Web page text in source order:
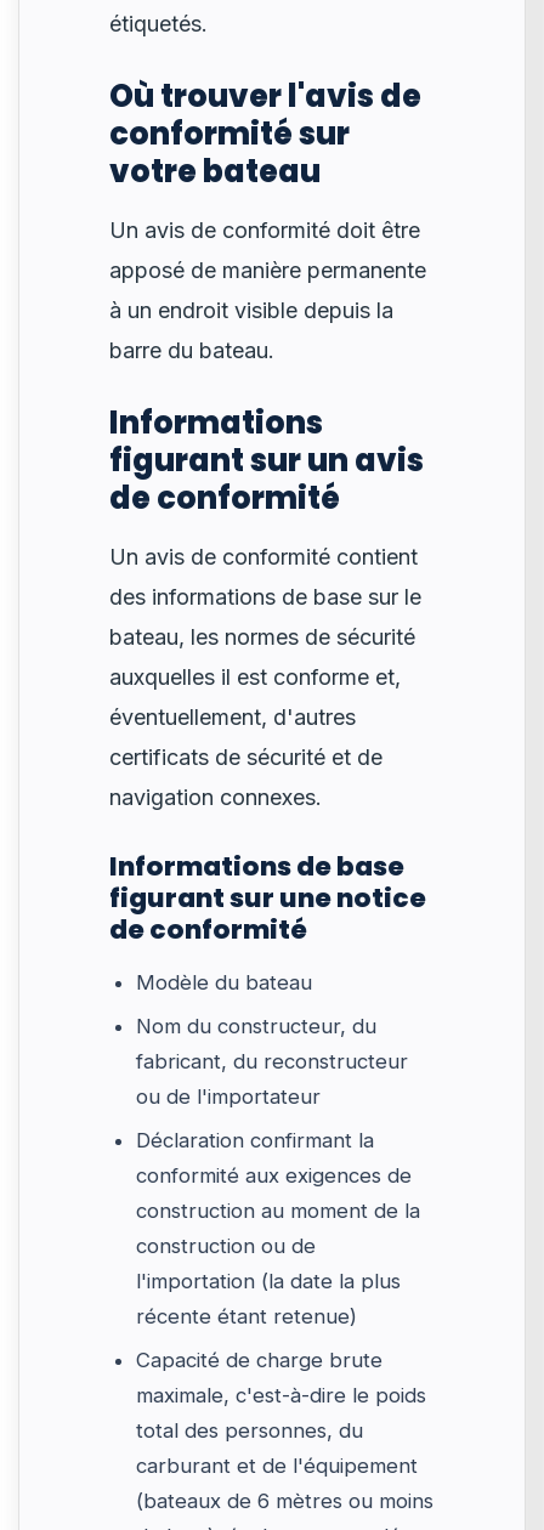
étiquetés.
Où trouver l'avis de
conformité sur
votre bateau
Un avis de conformité doit être
apposé de manière permanente
à un endroit visible depuis la
barre du bateau.
Informations
figurant sur un avis
de conformité
Un avis de conformité contient
des informations de base sur le
bateau, les normes de sécurité
auxquelles il est conforme et,
éventuellement, d'autres
certificats de sécurité et de
navigation connexes.
Informations de base
figurant sur une notice
de conformité
Modèle du bateau
Nom du constructeur, du
fabricant, du reconstructeur
ou de l'importateur
Déclaration confirmant la
conformité aux exigences de
construction au moment de la
construction ou de
l'importation (la date la plus
récente étant retenue)
Capacité de charge brute
maximale, c'est-à-dire le poids
total des personnes, du
carburant et de l'équipement
(bateaux de 6 mètres ou moins